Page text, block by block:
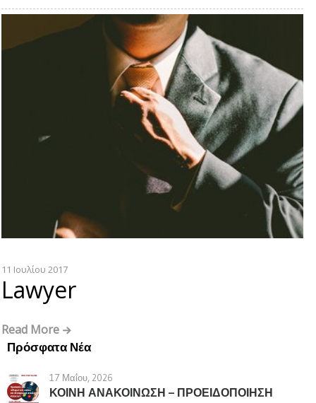
11 Ιουλίου 2017
Lawyer
Read More
Πρόσφατα Νέα
17 Μαΐου, 2026
ΚΟΙΝΗ ΑΝΑΚΟΙΝΩΣΗ – ΠΡΟΕΙΔΟΠΟΙΗΣΗ